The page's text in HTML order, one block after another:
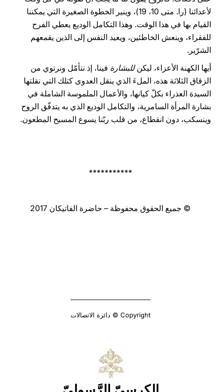
لأعدائنا (را. متى 10، 19)، وينير الخطوة الصغيرة التي يمكننا
القيام بها في هذا الوقت. وهذا التكامل الوديع يعطي الفرح
للفقراء، وينعش الخاطئين، ويعيد النفس إلى الذين يقمعهم
الشرّير.
أيها الكهنة الأعزاء، ليكنللبشارة فينا، إذ نتأمّل ونرتوي من
الزقاق الثلاثة هذه، الملءَ الذي ينقل العدوى كتلك التي نقلتها
السيدة العذراء بكلّ كيانها، والأعمال الملموسة الشاملة في
بشارة المرأة السامرية، والتكامل الوديع الذي به يتدفّق الروح
وينسكب، دون انقطاع، من قلب ربّنا يسوع المسيح المطعون.
***********
© جميع الحقوق محفوظة – حاضرة الفاتيكان 2017
Copyright © دائرة الاتصالات